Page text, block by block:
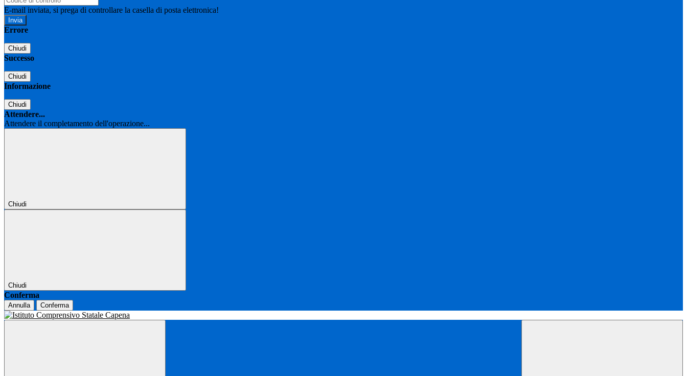
E-mail inviata, si prega di controllare la casella di posta elettronica!
Errore
Chiudi
Successo
Chiudi
Informazione
Chiudi
Attendere...
Attendere il completamento dell'operazione...
Chiudi
Chiudi
Conferma
Annulla Conferma